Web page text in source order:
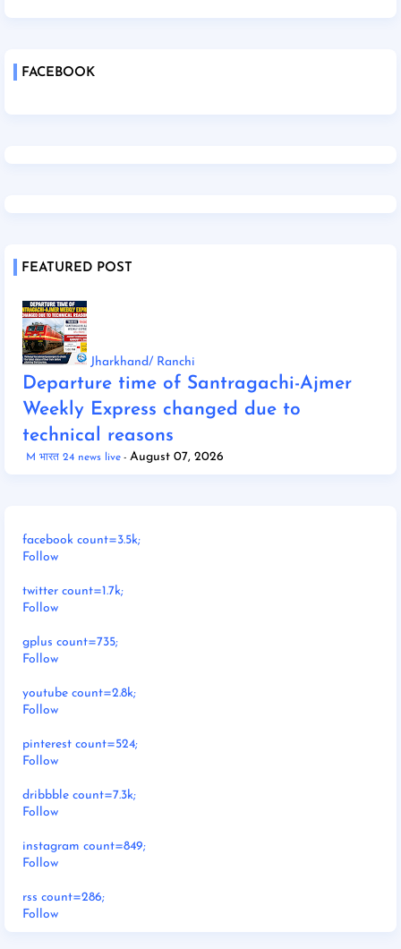
FACEBOOK
FEATURED POST
Jharkhand/ Ranchi
Departure time of Santragachi-Ajmer
Weekly Express changed due to
technical reasons
M भारत 24 news live August 07, 2026
facebook count=3.5k;
Follow
twitter count=1.7k;
Follow
gplus count=735;
Follow
youtube count=2.8k;
Follow
pinterest count=524;
Follow
dribbble count=7.3k;
Follow
instagram count=849;
Follow
rss count=286;
Follow